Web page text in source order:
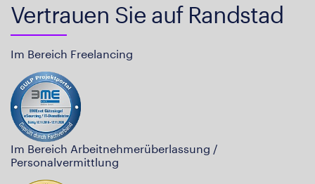
Vertrauen Sie auf Randstad
Im Bereich Freelancing
Im Bereich Arbeitnehmerüberlassung /
Personalvermittlung